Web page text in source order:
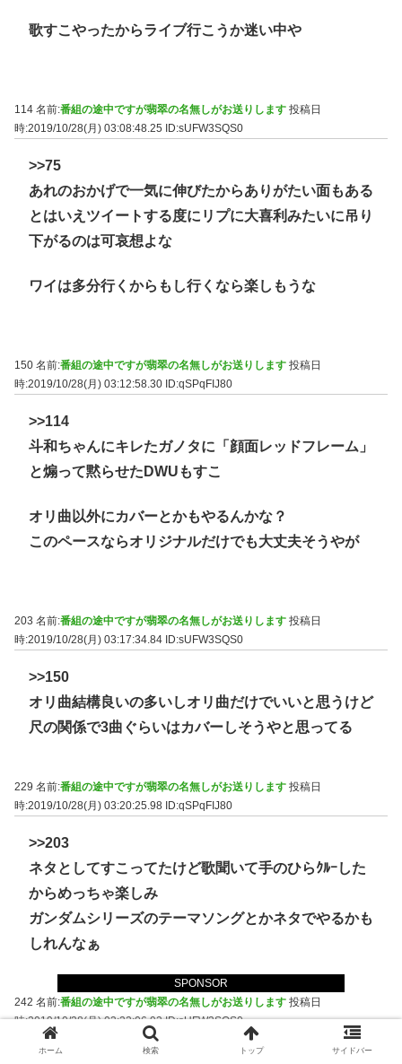
SPONSOR
歌すこやったからライブ行こうか迷い中や
114 名前:番組の途中ですが翡翠の名無しがお送りします 投稿日
時:2019/10/28(月) 03:08:48.25 ID:sUFW3SQS0
>>75
あれのおかげで一気に伸びたからありがたい面もある
とはいえツイートする度にリプに大喜利みたいに吊り
下がるのは可哀想よな
ワイは多分行くからもし行くなら楽しもうな
150 名前:番組の途中ですが翡翠の名無しがお送りします 投稿日
時:2019/10/28(月) 03:12:58.30 ID:qSPqFIJ80
>>114
斗和ちゃんにキレたガノタに「顔面レッドフレーム」
と煽って黙らせたDWUもすこ
オリ曲以外にカバーとかもやるんかな？
このペースならオリジナルだけでも大丈夫そうやが
203 名前:番組の途中ですが翡翠の名無しがお送りします 投稿日
時:2019/10/28(月) 03:17:34.84 ID:sUFW3SQS0
>>150
オリ曲結構良いの多いしオリ曲だけでいいと思うけど
尺の関係で3曲ぐらいはカバーしそうやと思ってる
229 名前:番組の途中ですが翡翠の名無しがお送りします 投稿日
時:2019/10/28(月) 03:20:25.98 ID:qSPqFIJ80
>>203
ネタとしてすこってたけど歌聞いて手のひらｸﾙｰした
からめっちゃ楽しみ
ガンダムシリーズのテーマソングとかネタでやるかも
しれんなぁ
242 名前:番組の途中ですが翡翠の名無しがお送りします 投稿日
時:2019/10/28(月) 03:22:06.93ID:sUFW3SQS0
>>229
ホーム 検索 トップ サイドバー